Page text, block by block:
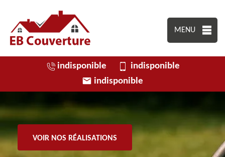
MENU
indisponible
indisponible
indisponible
VOIR NOS RÉALISATIONS